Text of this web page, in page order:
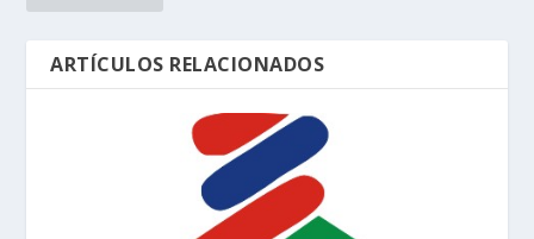
ARTÍCULOS RELACIONADOS